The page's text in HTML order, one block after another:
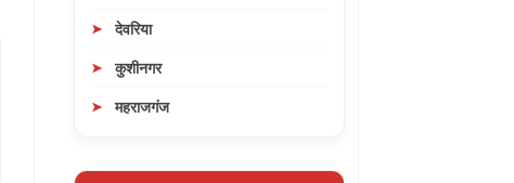
देवरिया
कुशीनगर
महराजगंज